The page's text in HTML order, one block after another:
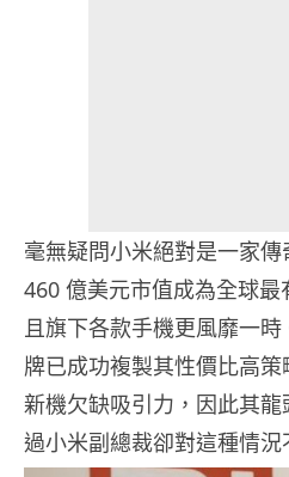
毫無疑問小米絕對是一家
460 億美元市值成為全球
且旗下各款手機更風靡一
牌已成功複製其性價比高
新機欠缺吸引力，因此其
過小米副總裁卻對這種情況